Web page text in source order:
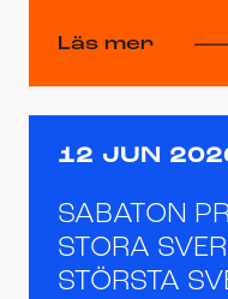
Läs mer
12 JUN
SABATON
STORA
STÖRSTA